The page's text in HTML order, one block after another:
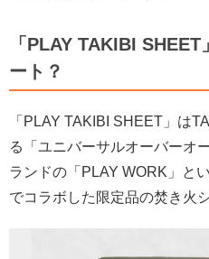
「PLAY TAKIBI
ート？
「PLAY TAKIBI SHEET」は
る「ユニバーサルオーバーオ
ランドの「PLAY WORK」と
でコラボした限定品の焚き火